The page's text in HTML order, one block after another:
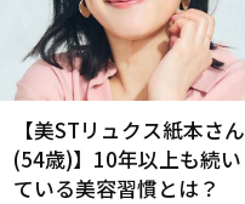
【美STリュクス紙本さん
(54歳)】10年以上も続い
ている美容習慣とは？